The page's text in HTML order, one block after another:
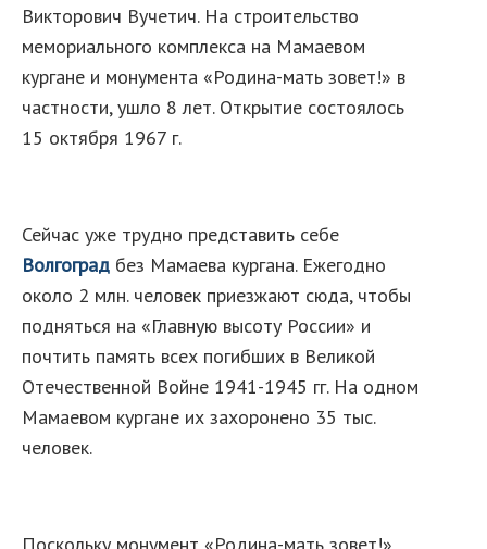
Викторович Вучетич. На строительство
мемориального комплекса на Мамаевом
кургане и монумента «Родина-мать зовет!» в
частности, ушло 8 лет. Открытие состоялось
15 октября 1967 г.
Сейчас уже трудно представить себе
Волгоград без Мамаева кургана. Ежегодно
около 2 млн. человек приезжают сюда, чтобы
подняться на «Главную высоту России» и
почтить память всех погибших в Великой
Отечественной Войне 1941-1945 гг. На одном
Мамаевом кургане их захоронено 35 тыс.
человек.